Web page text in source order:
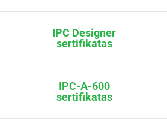
IPC Designer
sertifikatas
IPC-A-600
sertifikatas